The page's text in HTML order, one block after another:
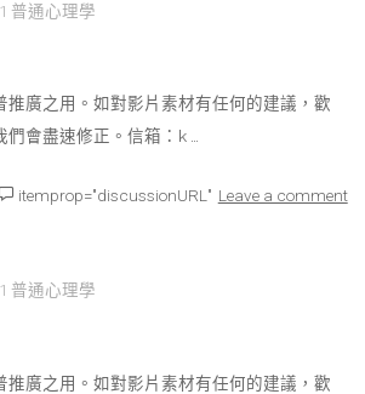
普通心理學
推廣之用。如對影片素材有任何的建議，歡
們會盡速修正。信箱：k …
itemprop="discussionURL" Leave a comment
普通心理學
推廣之用。如對影片素材有任何的建議，歡